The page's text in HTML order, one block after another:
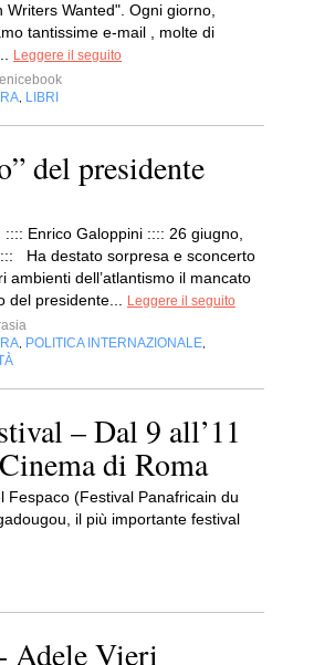
Writers Wanted". Ogni giorno,
tantissime e-mail , molte di
Leggere il seguito
LIBRI
del presidente
:::: Enrico Galoppini :::: 26 giugno,
Ha destato sorpresa e sconcerto
ambienti dell’atlantismo il mancato
del presidente...
Leggere il seguito
POLITICA INTERNAZIONALE
– Dal 9 all’11
di Roma
Fespaco (Festival Panafricain du
il più importante festival
Adele Vieri